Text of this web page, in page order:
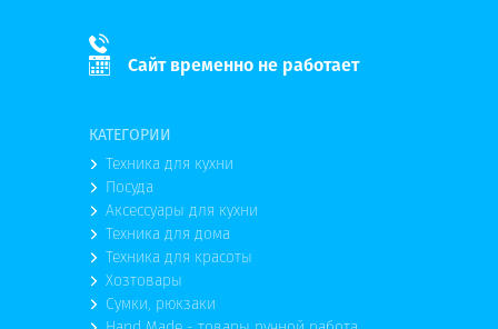
Сайт временно не работает
КАТЕГОРИИ
Техника для кухни
Посуда
Аксессуары для кухни
Техника для дома
Техника для красоты
Хозтовары
Сумки, рюкзаки